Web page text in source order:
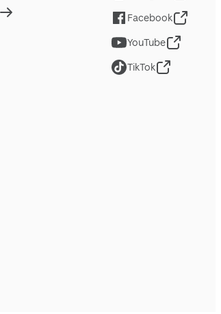
Facebook
YouTube
TikTok